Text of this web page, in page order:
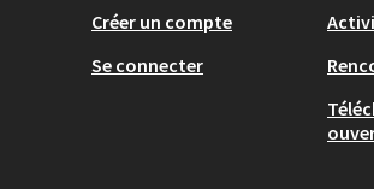
Créer un compte
Se connecter